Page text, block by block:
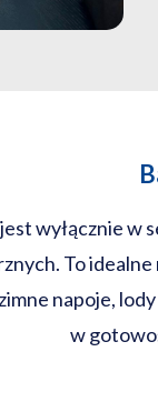
wyłącznie w
To
napoje,
w